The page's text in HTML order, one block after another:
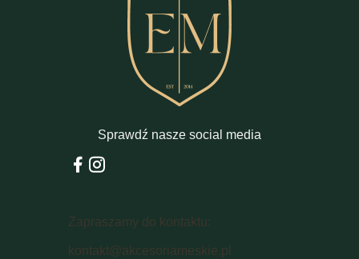
Sprawdź nasze social media
Zapraszamy do kontaktu:
kontakt@akcesoriameskie.pl